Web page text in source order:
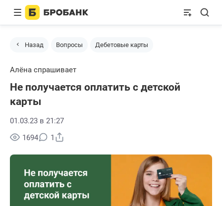
Назад Вопросы Дебетовые карты
Алёна спрашивает
Не получается оплатить с детской
карты
01.03.23 в 21:27
1694
1